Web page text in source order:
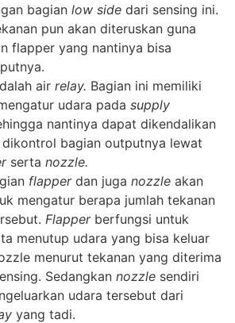
bagian low side dari sensing ini.
pun akan diteruskan guna
flapper yang nantinya bisa
air relay. Bagian ini memiliki
udara pada supply
nantinya dapat dikendalikan
bagian outputnya lewat
serta nozzle.
flapperdan juga nozzle akan
mengatur berapa jumlah tekanan
Flapperberfungsi untuk
menutup udara yang bisa keluar
menurut tekanan yang diterima
Sedangkan nozzle sendiri
udara tersebut dari
yang tadi.